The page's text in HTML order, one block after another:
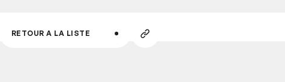
RETOUR À LA LISTE
Copier
le